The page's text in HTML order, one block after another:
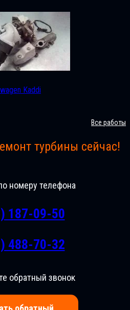
Kaddi
Все работы
турбины сейчас!
номеру телефона
187-09-50
488-70-32
обратный звонок